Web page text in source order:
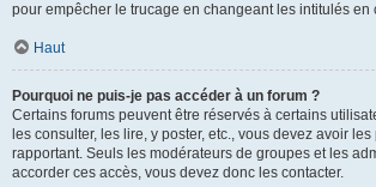
pour empêcher le trucage en changeant les intitulés en
Haut
Pourquoi ne puis-je pas accéder à un forum ?
Certains forums peuvent être réservés à certains
les consulter, les lire, y poster, etc., vous devez avoir les
rapportant. Seuls les modérateurs de groupes et les
accorder ces accès, vous devez donc les contacter.